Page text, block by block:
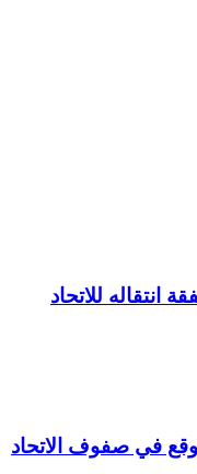
للاتحاد
في صفوف الاتحاد